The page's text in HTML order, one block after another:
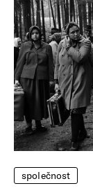
společnost